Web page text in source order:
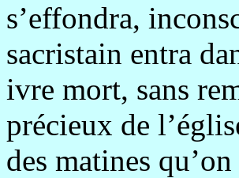
s’effondra,
sacristain entra
ivre mort, sans
précieux de
des matines